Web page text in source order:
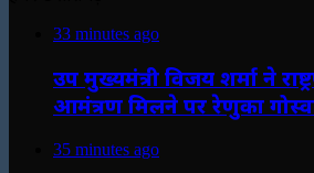
33 minutes ago
उप मुख्यमंत्री विजय शर्मा ने
आमंत्रण मिलने पर रेणुका
35 minutes ago